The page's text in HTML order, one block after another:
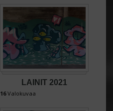
LAINIT 2021
16Valokuvaa